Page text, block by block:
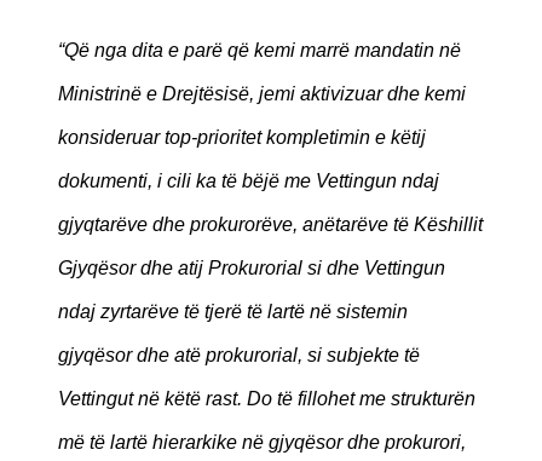
“Që nga dita e parë që kemi marrë mandatin në
Ministrinë e Drejtësisë, jemi aktivizuar dhe kemi
konsideruar top-prioritet kompletimin e këtij
dokumenti, i cili ka të bëjë me Vettingun ndaj
gjyqtarëve dhe prokurorëve, anëtarëve të Këshillit
Gjyqësor dhe atij Prokurorial si dhe Vettingun
ndaj zyrtarëve të tjerë të lartë në sistemin
gjyqësor dhe atë prokurorial, si subjekte të
Vettingut në këtë rast. Do të fillohet me strukturën
më të lartë hierarkike në gjyqësor dhe prokurori,